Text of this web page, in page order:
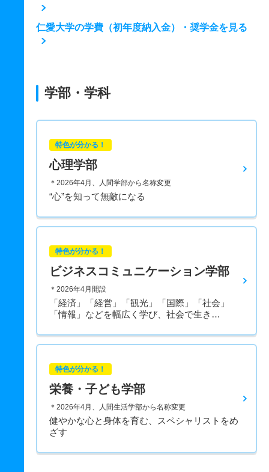
仁愛大学の学費（初年度納入金）・奨学金を見る
学部・学科
特色が分かる！
心理学部
＊2026年4月、人間学部から名称変更
“心”を知って無敵になる
特色が分かる！
ビジネスコミュニケーション学部
＊2026年4月開設
「経済」「経営」「観光」「国際」「社会」
「情報」などを幅広く学び、社会で生き…
特色が分かる！
栄養・子ども学部
＊2026年4月、人間生活学部から名称変更
健やかな心と身体を育む、スペシャリストをめ
ざす